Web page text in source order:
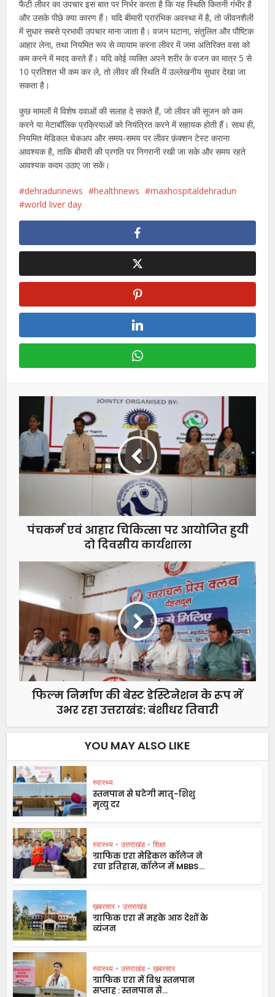
फैटी लीवर का उपचार इस बात पर निर्भर करता है कि यह स्थिति कितनी गंभीर है
और उसके पीछे क्या कारण हैं। यदि बीमारी प्रारंभिक अवस्था में है, तो जीवनशैली
में सुधार सबसे प्रभावी उपचार माना जाता है। वजन घटाना, संतुलित और पौष्टिक
आहार लेना, तथा नियमित रूप से व्यायाम करना लीवर में जमा अतिरिक्त वसा को
कम करने में मदद करते हैं। यदि कोई व्यक्ति अपने शरीर के वजन का मात्र 5 से
10 प्रतिशत भी कम कर ले, तो लीवर की स्थिति में उल्लेखनीय सुधार देखा जा
सकता है।
कुछ मामलों में विशेष दवाओं की सलाह दे सकते हैं, जो लीवर की सूजन को कम
करने या मेटाबॉलिक प्रक्रियाओं को नियंत्रित करने में सहायक होती हैं। साथ ही,
नियमित मेडिकल चेकअप और समय-समय पर लीवर फ़ंक्शन टेस्ट कराना
आवश्यक है, ताकि बीमारी की प्रगति पर निगरानी रखी जा सके और समय रहते
आवश्यक कदम उठाए जा सकें।
dehradunnews healthnews
maxhospitaldehradun
world liver day
पंचकर्म एवं आहार चिकित्सा पर आयोजित हुयी
दो दिवसीय कार्यशाला
फिल्म निर्माण की बेस्ट डेस्टिनेशन के रूप में
उभर रहा उत्तराखंड: बंशीधर तिवारी
YOU MAY ALSO LIKE
स्वास्थ्य
स्तनपान से घटेगी मातृ-शिशु
मृत्यु दर
स्वास्थ्य • उत्तराखंड • शिक्षा
ग्राफिक एरा मेडिकल कॉलेज ने
रचा इतिहास, कॉलेज में MBBS...
ख़बरसार • उत्तराखंड
ग्राफिक एरा में महके आठ देशों के
व्यंजन
स्वास्थ्य • उत्तराखंड • ख़बरसार
ग्राफिक एरा में विश्व स्तनपान
सप्ताह : स्तनपान से...